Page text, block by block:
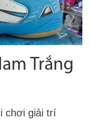
Trắng
chơi giải trí